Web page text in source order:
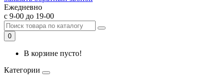
Ежедневно
с 9-00 до 19-00
0
В корзине пусто!
Категории